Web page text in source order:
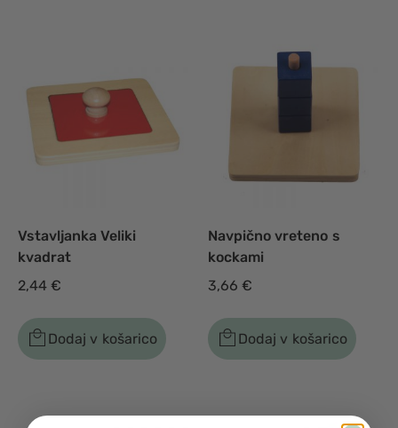
Vstavljanka Veliki
kvadrat
2,44€
Dodaj v košarico
Navpično vreteno s
kockami
3,66€
Dodaj v košarico